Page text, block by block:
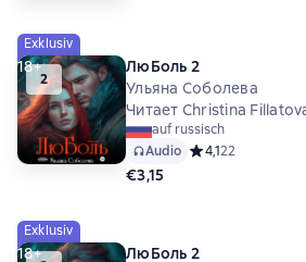
Exklusiv
18+
2
ЛюБоль 2
Ульяна Соболева
Читает Christina
auf russisch
Audio Средний рейтинг
4,122
€3,15
Exklusiv
18+
ЛюБоль 2